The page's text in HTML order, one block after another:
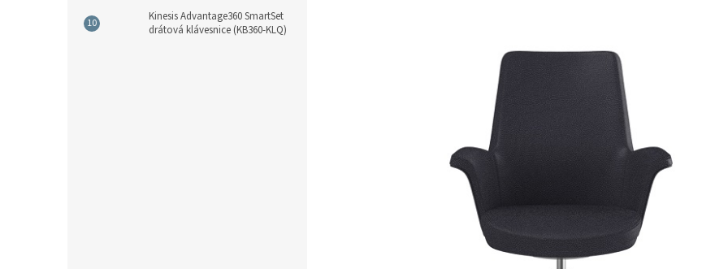
Kinesis Advantage360 SmartSet
drátová klávesnice (KB360-KLQ)